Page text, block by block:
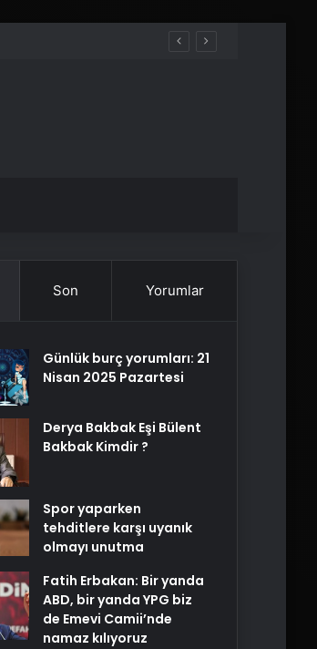
Son Yorumlar
Günlük burç yorumları: 21
Nisan 2025 Pazartesi
Derya Bakbak Eşi Bülent
Bakbak Kimdir ?
Spor yaparken
tehditlere karşı uyanık
olmayı unutma
Fatih Erbakan: Bir yanda
ABD, bir yanda YPG biz
de Emevi Camii’nde
namaz kılıyoruz